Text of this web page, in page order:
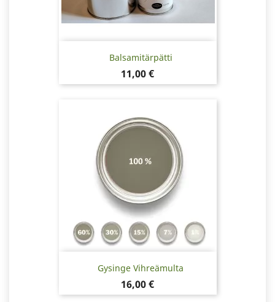
Balsamitärpätti
Hinta
11,00 €
Gysinge Vihreämulta
Hinta
16,00 €